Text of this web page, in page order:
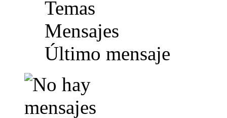
Temas
Mensajes
Último mensaje